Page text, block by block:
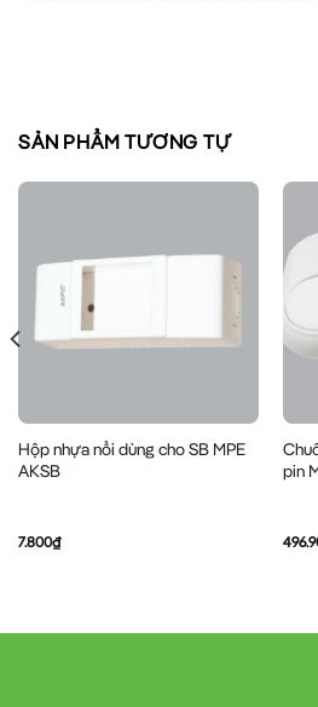
SẢN PHẨM TƯƠNG TỰ
Hộp nhựa nổi dùng cho SB MPE
AKSB
7.800₫
pin